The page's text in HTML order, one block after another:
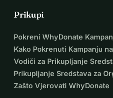
Prikupi
Pokreni WhyDonate
Kako Pokrenuti Kampanju
Vodiči za Prikupljanje
Prikupljanje Sredstava za
Zašto Vjerovati WhyDonate